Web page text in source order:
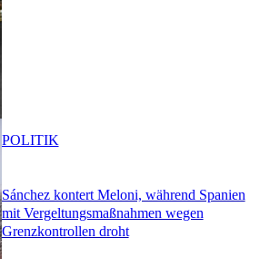
Sánchez kontert Meloni, während Spanien
mit Vergeltungsmaßnahmen wegen
Grenzkontrollen droht
POLITIK